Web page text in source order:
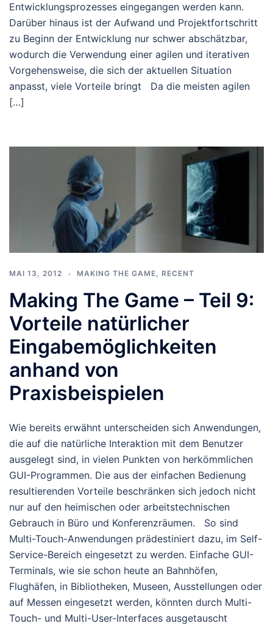
Entwicklungsprozesses eingegangen werden kann.
Darüber hinaus ist der Aufwand und Projektfortschritt
zu Beginn der Entwicklung nur schwer abschätzbar,
wodurch die Verwendung einer agilen und iterativen
Vorgehensweise, die sich der aktuellen Situation
anpasst, viele Vorteile bringt Da die meisten agilen
[…]
MAI 13, 2012 MAKING THE GAME, RECENT
Making The Game – Teil 9:
Vorteile natürlicher
Eingabemöglichkeiten
anhand von
Praxisbeispielen
Wie bereits erwähnt unterscheiden sich Anwendungen,
die auf die natürliche Interaktion mit dem Benutzer
ausgelegt sind, in vielen Punkten von herkömmlichen
GUI-Programmen. Die aus der einfachen Bedienung
resultierenden Vorteile beschränken sich jedoch nicht
nur auf den heimischen oder arbeitstechnischen
Gebrauch in Büro und Konferenzräumen. So sind
Multi-Touch-Anwendungen prädestiniert dazu, im Self-
Service-Bereich eingesetzt zu werden. Einfache GUI-
Terminals, wie sie schon heute an Bahnhöfen,
Flughäfen, in Bibliotheken, Museen, Ausstellungen oder
auf Messen eingesetzt werden, könnten durch Multi-
Touch- und Multi-User-Interfaces ausgetauscht